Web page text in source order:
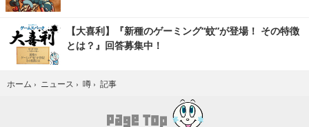
【大喜利】『新種のゲーミング“蚊”が登場！ その特徴
とは？』回答募集中！
ホーム › ニュース › 噂 › 記事